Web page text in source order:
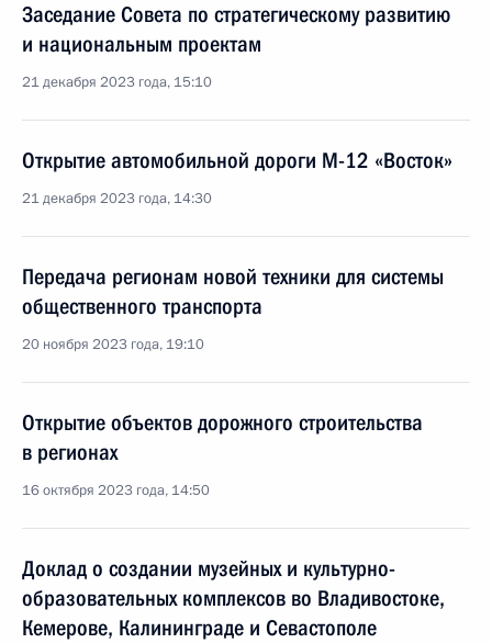
Заседание Совета по стратегическому развитию
и национальным проектам
21 декабря 2023 года, 15:10
Открытие автомобильной дороги М-12 «Восток»
21 декабря 2023 года, 14:30
Передача регионам новой техники для системы
общественного транспорта
20 ноября 2023 года, 19:10
Открытие объектов дорожного строительства
в регионах
16 октября 2023 года, 14:50
Доклад о создании музейных и культурно-
образовательных комплексов во Владивостоке,
Кемерове, Калининграде и Севастополе